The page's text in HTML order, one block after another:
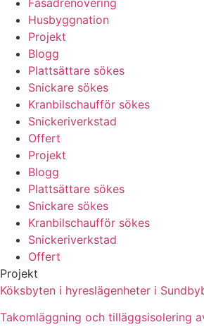
Husbyggnation
Projekt
Blogg
Plattsättare sökes
Snickare sökes
Kranbilschaufför sökes
Snickeriverkstad
Offert
Projekt
Blogg
Plattsättare sökes
Snickare sökes
Kranbilschaufför sökes
Snickeriverkstad
Offert
Projekt
Köksbyten i hyreslägenheter i
Takomläggning och tilläggsisolering